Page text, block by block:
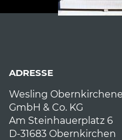
ADRESSE
Wesling
GmbH & Co. KG
Am Steinhauerplatz 6
D-31683 Obernkirchen